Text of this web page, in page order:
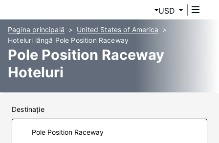
USD
Pagina principală
United States of America
Hoteluri lângă Pole Position Raceway
Pole Position Raceway
Hoteluri
Destinaţie